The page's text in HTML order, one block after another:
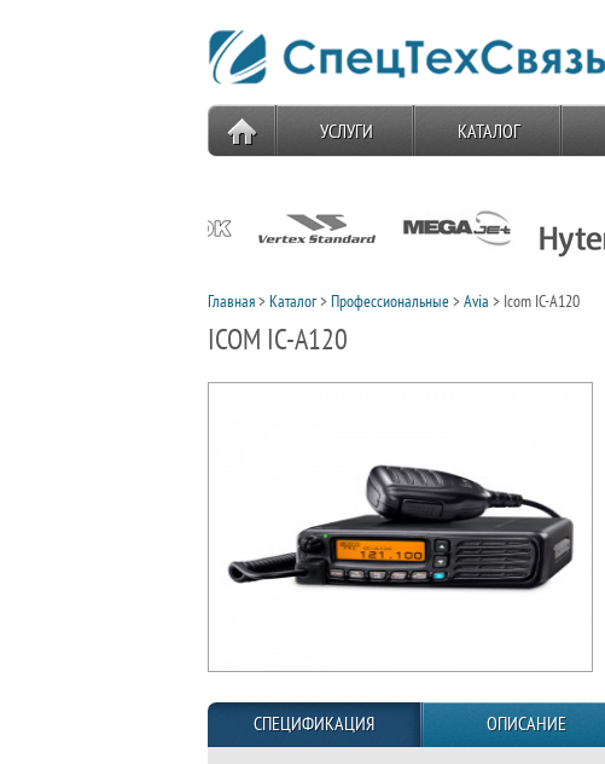
УСЛУГИ КАТАЛОГ
Главная>Каталог>Профессиональные>Avia > Icom IC-A120
ICOM IC-A120
СПЕЦИФИКАЦИЯ ОПИСАНИЕ